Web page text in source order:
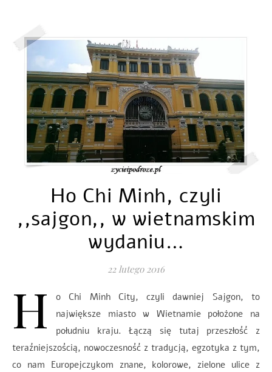
Ho Chi Minh, czyli
,,sajgon,, w wietnamskim
wydaniu…
22 lutego 2016
H
o Chi Minh City, czyli dawniej Sajgon, to
największe miasto w Wietnamie położone na
południu kraju. Łączą się tutaj przeszłość z
teraźniejszością, nowoczesność z tradycją, egzotyka z tym,
co nam Europejczykom znane, kolorowe, zielone ulice z